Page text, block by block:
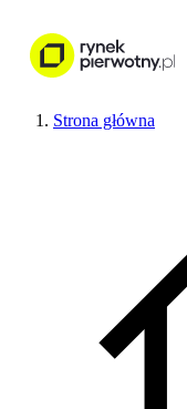
Strona główna